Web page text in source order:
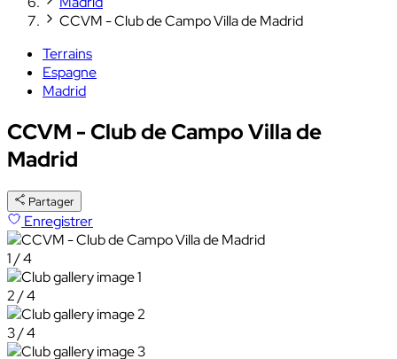
CCVM - Club de Campo Villa de Madrid
Terrains
Espagne
Madrid
CCVM - Club de Campo Villa de
Madrid
Partager
Enregistrer
1 / 4
2 / 4
3 / 4